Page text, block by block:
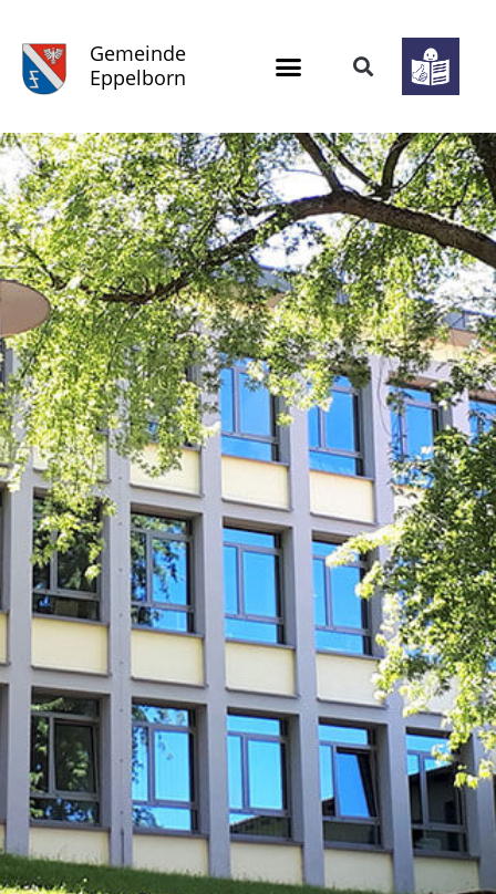
Gemeinde
Eppelborn